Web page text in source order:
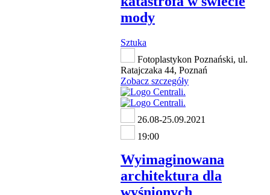
mody
Sztuka
Fotoplastykon Poznański, ul.
Ratajczaka 44, Poznań
Zobacz szczegóły
26.08-25.09.2021
19:00
Wyimaginowana
architektura dla